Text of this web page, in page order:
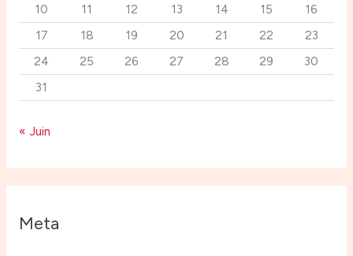
10
11 12 13 14 15
16
17
18 19 20 21 22
23
24
25 26 27 28 29
30
31
« Juin
Meta